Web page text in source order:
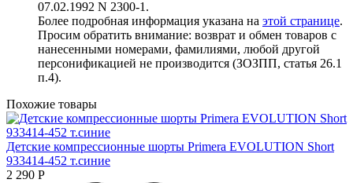
07.02.1992 N 2300-1.
Более подробная информация указана на этой странице.
Просим обратить внимание: возврат и обмен товаров с
нанесенными номерами, фамилиями, любой другой
персонификацией не производится (ЗОЗПП, статья 26.1
п.4).
Похожие товары
Детские компрессионные шорты Primera EVOLUTION Short
933414-452 т.синие
2 290 Р